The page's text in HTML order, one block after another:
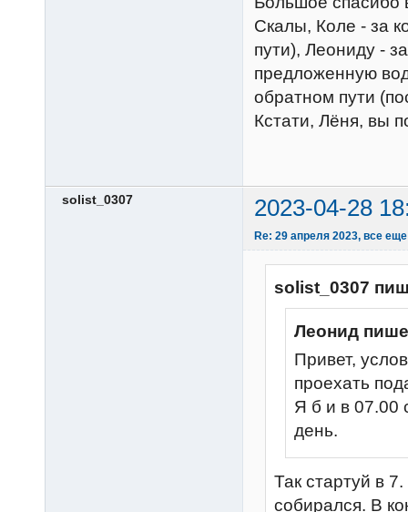
Скалы, Коле - за
пути), Леониду -
предложенную
обратном пути
Кстати, Лёня, вы
solist_0307 2023-04-28
Re: 29 апреля 2023, все
solist_0307
Леонид
Привет,
проехать
Я б и в 07.00
день.
Так стартуй в
собирался. В